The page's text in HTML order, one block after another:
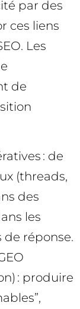
par des
ces liens
Les
de
: de
(threads,
des
les
de réponse.
: produire